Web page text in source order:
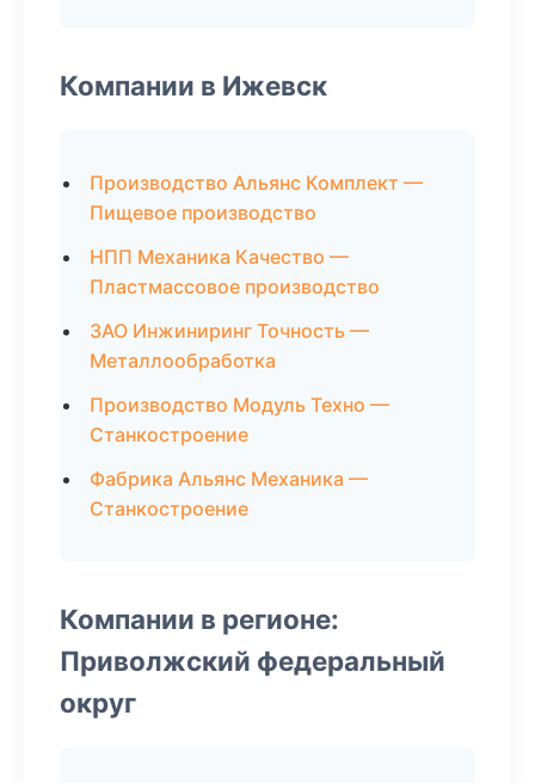
Компании в Ижевск
Производство Альянс Комплект —
Пищевое производство
НПП Механика Качество —
Пластмассовое производство
ЗАО Инжиниринг Точность —
Металлообработка
Производство Модуль Техно —
Станкостроение
Фабрика Альянс Механика —
Станкостроение
Компании в регионе:
Приволжский федеральный
округ